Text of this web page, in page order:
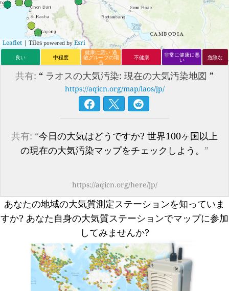
Leaflet | Tiles powered by Esri
良い 中程度
健康に悪い 過
敏グループの場
合
不健康 非常に健康に悪
い 危険な
共有: “ ラオスの大気汚染: 現在の大気汚染地図 ”
https://aqicn.org/map/laos/jp/
共有: “今日の大気はどうですか? 世界100ヶ国以上
の現在の大気汚染マップをチェックしよう。 ”
https://aqicn.org/here/jp/
あなたの地域の大気質測定ステーションを知っていま
すか? あなた自身の大気質ステーションでマップに参加
してみませんか?